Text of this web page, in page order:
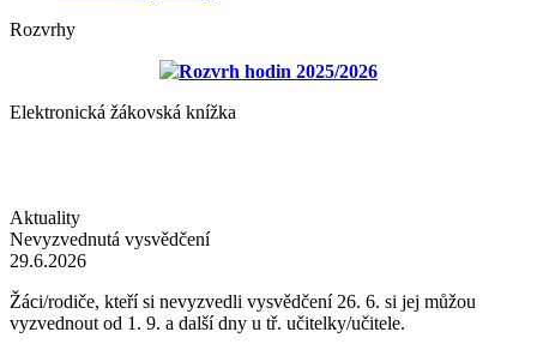
Rozvrhy
Rozvrh hodin 2025/2026
Elektronická žákovská knížka
Aktuality
Nevyzvednutá vysvědčení
29.6.2026
Žáci/rodiče, kteří si nevyzvedli vysvědčení 26. 6. si jej můžou
vyzvednout od 1. 9. a další dny u tř. učitelky/učitele.